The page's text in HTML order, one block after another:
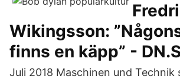
Wikingsson:
finns en käpp” -
Juli 2018 Maschinen und Technik